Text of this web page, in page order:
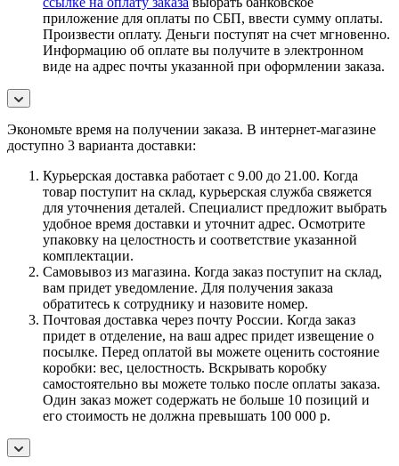
приложение для оплаты по СБП, ввести сумму оплаты.
Произвести оплату. Деньги поступят на счет мгновенно.
Информацию об оплате вы получите в электронном
виде на адрес почты указанной при оформлении заказа.
Экономьте время на получении заказа. В интернет-магазине
доступно 3 варианта доставки:
Курьерская доставка работает с 9.00 до 21.00. Когда
товар поступит на склад, курьерская служба свяжется
для уточнения деталей. Специалист предложит выбрать
удобное время доставки и уточнит адрес. Осмотрите
упаковку на целостность и соответствие указанной
комплектации.
Самовывоз из магазина. Когда заказ поступит на склад,
вам придет уведомление. Для получения заказа
обратитесь к сотруднику и назовите номер.
Почтовая доставка через почту России. Когда заказ
придет в отделение, на ваш адрес придет извещение о
посылке. Перед оплатой вы можете оценить состояние
коробки: вес, целостность. Вскрывать коробку
самостоятельно вы можете только после оплаты заказа.
Один заказ может содержать не больше 10 позиций и
его стоимость не должна превышать 100 000 р.